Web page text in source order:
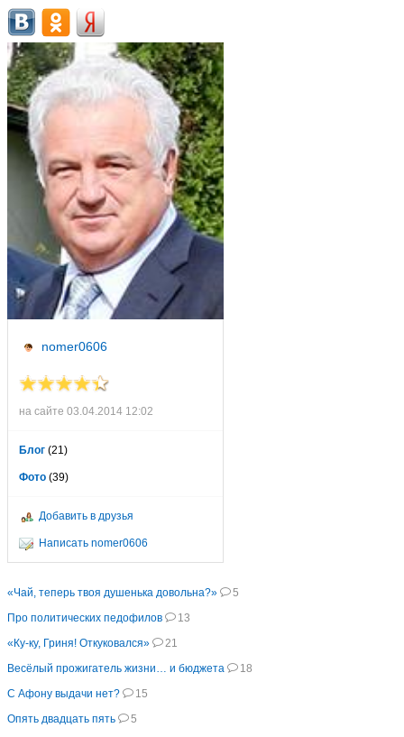
nomer0606
на сайте 03.04.2014 12:02
Блог (21)
Фото (39)
Добавить в друзья
Написать nomer0606
«Чай, теперь твоя душенька довольна?»
5
Про политических педофилов
13
«Ку-ку, Гриня! Откуковался»
21
Весёлый прожигатель жизни… и бюджета
18
С Афону выдачи нет?
15
Опять двадцать пять
5